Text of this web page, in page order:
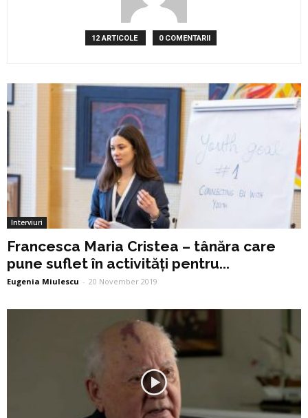
12 ARTICOLE 0 COMENTARII
Interviuri
Francesca Maria Cristea – tânăra care
pune suflet în activități pentru...
Eugenia Miulescu - 20 November 2019